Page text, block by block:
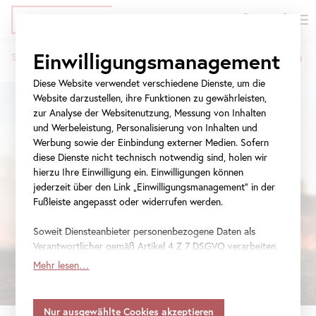
zum
Meta-
Navigation
springen
Navigation
springenPfadnavigation
Startseite Ausstellungen Oliver Ressler
Einwilligungsmanagement
Diese Website verwendet verschiedene Dienste, um die
Website darzustellen, ihre Funktionen zu gewährleisten,
zur Analyse der Websitenutzung, Messung von Inhalten
und Werbeleistung, Personalisierung von Inhalten und
Werbung sowie der Einbindung externer Medien. Sofern
diese Dienste nicht technisch notwendig sind, holen wir
hierzu Ihre Einwilligung ein. Einwilligungen können
jederzeit über den Link „Einwilligungsmanagement“ in der
Fußleiste angepasst oder widerrufen werden.
Soweit Diensteanbieter personenbezogene Daten als
Verantwortlicher gemäß Artikel 4 Z 7 DSGVO verarbeiten,
gilt Ihre Einwilligung auch für die Weitergabe an den
Daten in Staaten ohne Vorliegen eines
Mehr lesen…